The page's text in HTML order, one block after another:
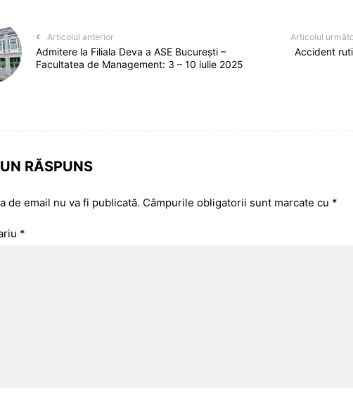
Articolul anterior
Admitere la Filiala Deva a ASE Bucureşti –
Facultatea de Management: 3 – 10 iulie 2025
Articolul
Accident
RĂSPUNS
de email nu va fi publicată. Câmpurile obligatorii sunt marcate cu *
*